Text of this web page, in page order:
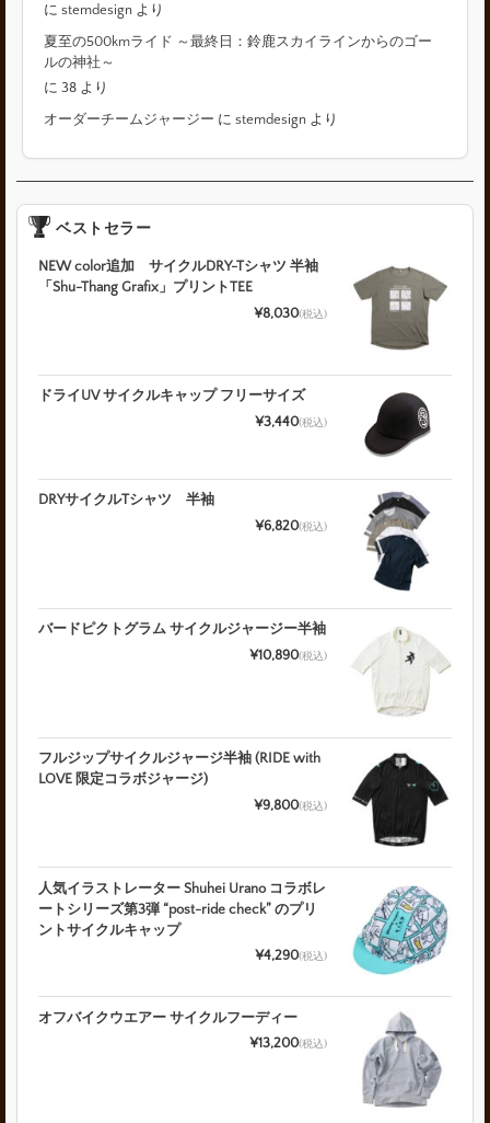
にstemdesign より
夏至の500kmライド ～最終日：鈴鹿スカイラインからのゴー
ルの神社～
に38 より
オーダーチームジャージー にstemdesign より
ベストセラー
NEW color追加 サイクルDRY-Tシャツ 半袖
「Shu-Thang Grafix」プリントTEE
¥8,030(税込)
ドライUV サイクルキャップ フリーサイズ
¥3,440(税込)
DRYサイクルTシャツ 半袖
¥6,820(税込)
バードピクトグラム サイクルジャージー半袖
¥10,890(税込)
フルジップサイクルジャージ半袖 (RIDE with
LOVE 限定コラボジャージ)
¥9,800(税込)
人気イラストレーター Shuhei Urano コラボレ
ートシリーズ第3弾 “post-ride check” のプリ
ントサイクルキャップ
¥4,290(税込)
オフバイクウエアー サイクルフーディー
¥13,200(税込)